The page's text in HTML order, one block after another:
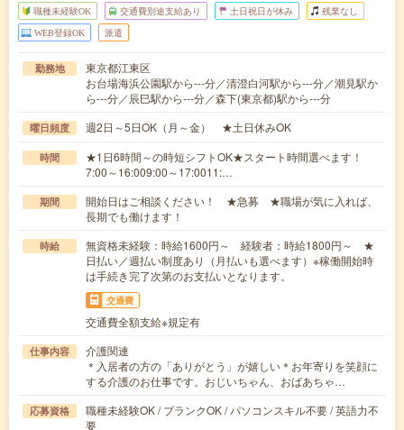
職種未経験OK 交通費別途支給あり 土日祝日が休み 残業なし
WEB登録OK 派遣
勤務地
東京都江東区
お台場海浜公園駅から---分／清澄白河駅から---分／潮見駅か
ら---分／辰巳駅から---分／森下(東京都)駅から---分
曜日頻度 週2日～5日OK（月～金） ★土日休みOK
時間
★1日6時間～の時短シフトOK★スタート時間選べます！
7:00～16:009:00～17:0011:…
期間
開始日はご相談ください！ ★急募 ★職場が気に入れば、
長期でも働けます！
時給
無資格未経験：時給1600円～ 経験者：時給1800円～ ★
日払い／週払い制度あり（月払いも選べます）※稼働開始時
は手続き完了次第のお支払いとなります。
交通費
交通費全額支給※規定有
仕事内容
介護関連
＊入居者の方の「ありがとう」が嬉しい＊お年寄りを笑顔に
する介護のお仕事です。おじいちゃん、おばあちゃ…
応募資格
職種未経験OK / ブランクOK / パソコンスキル不要 / 英語力不
要